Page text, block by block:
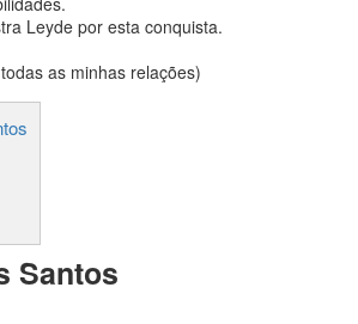
Leyde por esta conquista.
as minhas relações)
Santos